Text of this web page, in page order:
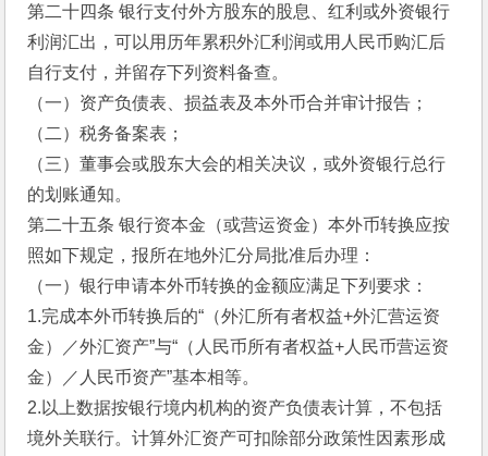
第二十四条 银行支付外方股东的股息、红利或外资银行
利润汇出，可以用历年累积外汇利润或用人民币购汇后
自行支付，并留存下列资料备查。
（一）资产负债表、损益表及本外币合并审计报告；
（二）税务备案表；
（三）董事会或股东大会的相关决议，或外资银行总行
的划账通知。
第二十五条 银行资本金（或营运资金）本外币转换应按
照如下规定，报所在地外汇分局批准后办理：
（一）银行申请本外币转换的金额应满足下列要求：
1.完成本外币转换后的“（外汇所有者权益+外汇营运资
金）／外汇资产”与“（人民币所有者权益+人民币营运资
金）／人民币资产”基本相等。
2.以上数据按银行境内机构的资产负债表计算，不包括
境外关联行。计算外汇资产可扣除部分政策性因素形成